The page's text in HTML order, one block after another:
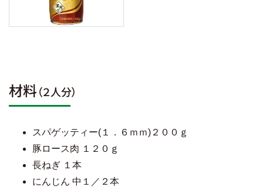
材料（２人分）
スパゲッティー(１．６ｍｍ)２００ｇ
豚ロース肉 １２０ｇ
長ねぎ １本
にんじん 中１／２本